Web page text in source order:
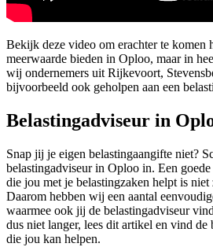
Bekijk deze video om erachter te komen
meerwaarde bieden in Oploo, maar in
wij ondernemers uit Rijkevoort,
bijvoorbeeld ook geholpen aan een
Belastingadviseur in
Snap jij je eigen belastingaangifte niet?
belastingadviseur in Oploo in. Een
die jou met je belastingzaken helpt is
Daarom hebben wij een aantal
waarmee ook jij de belastingadviseur
dus niet langer, lees dit artikel en vind
die jou kan helpen.